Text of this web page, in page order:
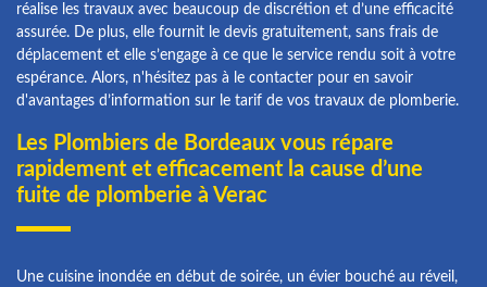
réalise les travaux avec beaucoup de discrétion et d’une efficacité
assurée. De plus, elle fournit le devis gratuitement, sans frais de
déplacement et elle s’engage à ce que le service rendu soit à votre
espérance. Alors, n'hésitez pas à le contacter pour en savoir
d'avantages d’information sur le tarif de vos travaux de plomberie.
Les Plombiers de Bordeaux vous répare
rapidement et efficacement la cause d’une
fuite de plomberie à Verac
Une cuisine inondée en début de soirée, un évier bouché au réveil,